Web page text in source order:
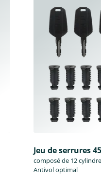
Jeu de serrures
composé de 12
Antivol optimal